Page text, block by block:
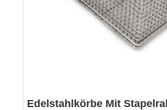
Edelstahlkörbe Mit